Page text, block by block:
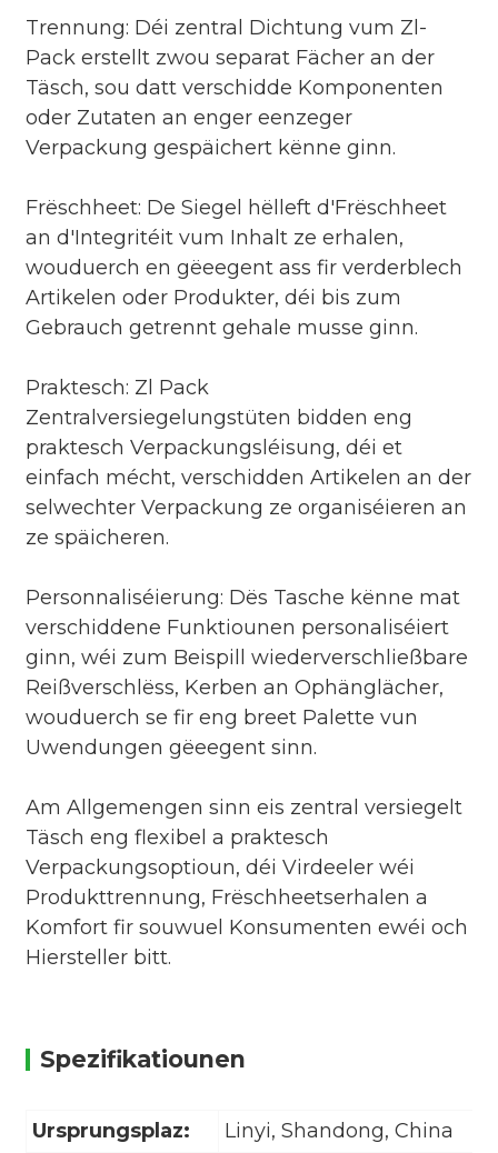
Trennung: Déi zentral Dichtung vum Zl-
Pack erstellt zwou separat Fächer an der
Täsch, sou datt verschidde Komponenten
oder Zutaten an enger eenzeger
Verpackung gespäichert kënne ginn.
Frëschheet: De Siegel hëlleft d'Frëschheet
an d'Integritéit vum Inhalt ze erhalen,
wouduerch en gëeegent ass fir verderblech
Artikelen oder Produkter, déi bis zum
Gebrauch getrennt gehale musse ginn.
Praktesch: Zl Pack
Zentralversiegelungstüten bidden eng
praktesch Verpackungsléisung, déi et
einfach mécht, verschidden Artikelen an der
selwechter Verpackung ze organiséieren an
ze späicheren.
Personnaliséierung: Dës Tasche kënne mat
verschiddene Funktiounen personaliséiert
ginn, wéi zum Beispill wiederverschließbare
Reißverschlëss, Kerben an Ophänglächer,
wouduerch se fir eng breet Palette vun
Uwendungen gëeegent sinn.
Am Allgemengen sinn eis zentral versiegelt
Täsch eng flexibel a praktesch
Verpackungsoptioun, déi Virdeeler wéi
Produkttrennung, Frëschheetserhalen a
Komfort fir souwuel Konsumenten ewéi och
Hiersteller bitt.
Spezifikatiounen
Ursprungsplaz: Linyi, Shandong, China